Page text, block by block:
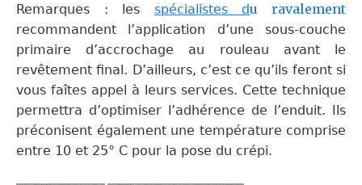
Remarques : es spécialistes du ravalement
recommandent l’application d’une sous-couche
primaire d’accrochage au rouleau avant le
revêtement final. D’ailleurs, c’est ce qu’ils feront si
vous faîtes appel à leurs services. Cette technique
permettra d’optimiser l’adhérence de l’enduit.
Ils
préconisent également une température comprise
entre 10 et 25° C pour la pose du crépi.